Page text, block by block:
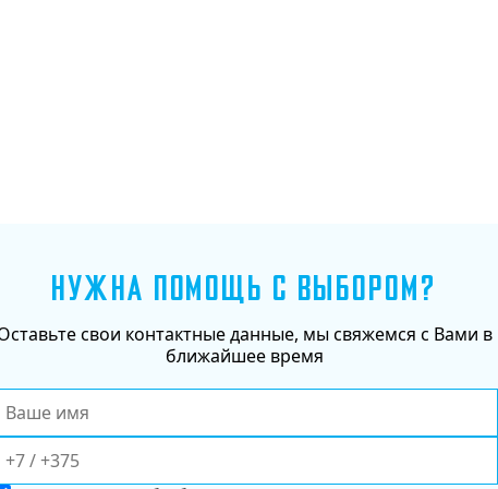
НУЖНА ПОМОЩЬ С ВЫБОРОМ?
свои контактные данные, мы свяжемся с Вами в
ближайшее время